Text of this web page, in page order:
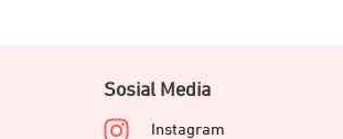
Sosial Media
Instagram